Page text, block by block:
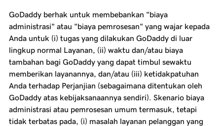
GoDaddy berhak untuk membebankan "biaya
administrasi" atau "biaya pemrosesan" yang wajar kepada
Anda untuk (i) tugas yang dilakukan GoDaddy di luar
lingkup normal Layanan, (ii) waktu dan/atau biaya
tambahan bagi GoDaddy yang dapat timbul sewaktu
memberikan layanannya, dan/atau (iii) ketidakpatuhan
Anda terhadap Perjanjian (sebagaimana ditentukan oleh
GoDaddy atas kebijaksanaannya sendiri). Skenario biaya
administrasi atau pemrosesan umum termasuk, tetapi
tidak terbatas pada, (i) masalah layanan pelanggan yang